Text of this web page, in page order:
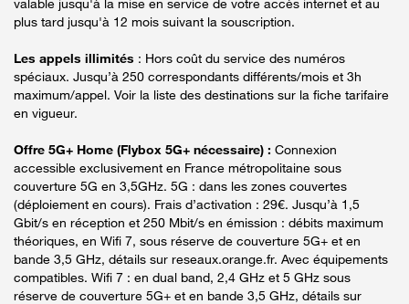
plus tard jusqu'à 12 mois suivant la souscription.
Les appels illimités : Hors coût du service des numéros
spéciaux. Jusqu’à 250 correspondants différents/mois et 3h
maximum/appel. Voir la liste des destinations sur la fiche tarifaire
en vigueur.
Offre 5G+ Home (Flybox 5G+ nécessaire) : Connexion
accessible exclusivement en France métropolitaine sous
couverture 5G en 3,5GHz. 5G : dans les zones couvertes
(déploiement en cours). Frais d’activation : 29€. Jusqu’à 1,5
Gbit/s en réception et 250 Mbit/s en émission : débits maximum
théoriques, en Wifi 7, sous réserve de couverture 5G+ et en
bande 3,5 GHz, détails sur reseaux.orange.fr. Avec équipements
compatibles. Wifi 7 : en dual band, 2,4 GHz et 5 GHz sous
réserve de couverture 5G+ et en bande 3,5 GHz, détails sur